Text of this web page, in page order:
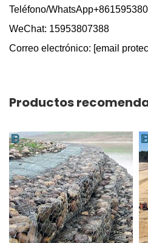
Teléfono/
WeChat: 15953807388
Correo electrónico: [email
Productos